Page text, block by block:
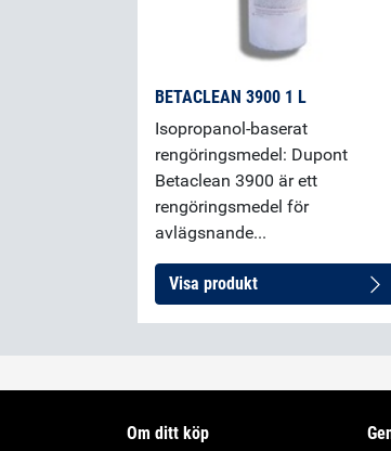
BETACLEAN 3900 1 L
Isopropanol-baserat
rengöringsmedel: Dupont
Betaclean 3900 är ett
rengöringsmedel för
avlägsnande...
Visa produkt
Om ditt köp